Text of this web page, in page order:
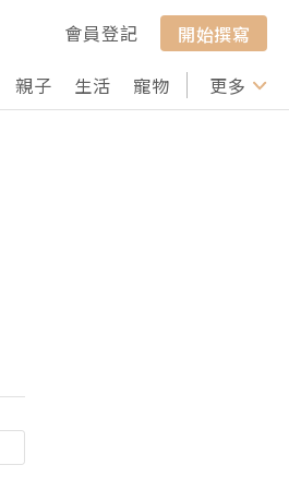
會員登記
開始撰寫
親子 生活 寵物 行山 打卡
更多